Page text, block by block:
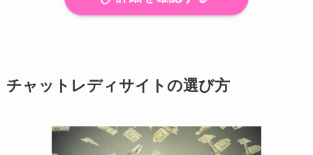
チャットレディサイトの選び方